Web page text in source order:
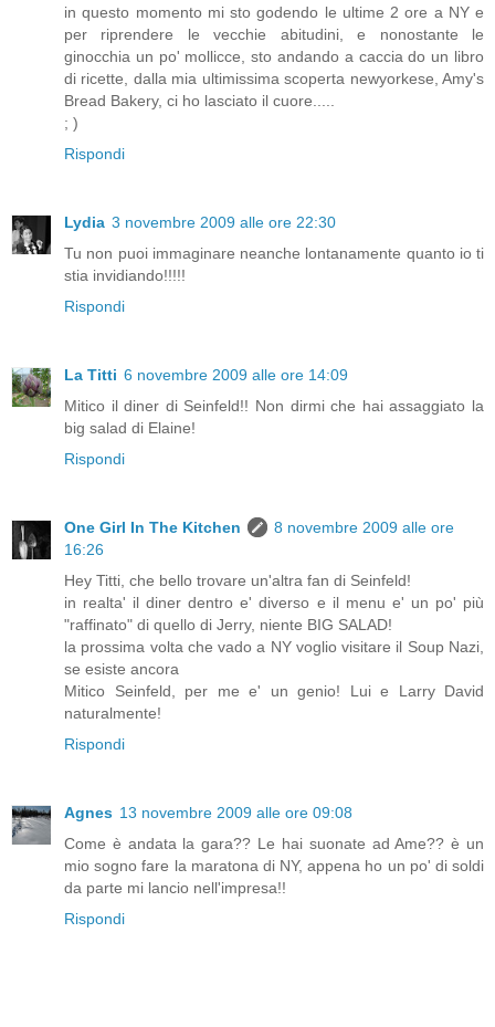
in questo momento mi sto godendo le ultime 2 ore a NY e
per riprendere le vecchie abitudini, e nonostante le
ginocchia un po' mollicce, sto andando a caccia do un libro
di ricette, dalla mia ultimissima scoperta newyorkese, Amy's
Bread Bakery, ci ho lasciato il cuore.....
; )
Rispondi
Lydia 3 novembre 2009 alle ore 22:30
Tu non puoi immaginare neanche lontanamente quanto io ti
stia invidiando!!!!!
Rispondi
La Titti 6 novembre 2009 alle ore 14:09
Mitico il diner di Seinfeld!! Non dirmi che hai assaggiato la
big salad di Elaine!
Rispondi
One Girl In The Kitchen
8 novembre 2009 alle ore
16:26
Hey Titti, che bello trovare un'altra fan di Seinfeld!
in realta' il diner dentro e' diverso e il menu e' un po' più
"raffinato" di quello di Jerry, niente BIG SALAD!
la prossima volta che vado a NY voglio visitare il Soup Nazi,
se esiste ancora
Mitico Seinfeld, per me e' un genio! Lui e Larry David
naturalmente!
Rispondi
Agnes 13 novembre 2009 alle ore 09:08
Come è andata la gara?? Le hai suonate ad Ame?? è un
mio sogno fare la maratona di NY, appena ho un po' di soldi
da parte mi lancio nell'impresa!!
Rispondi